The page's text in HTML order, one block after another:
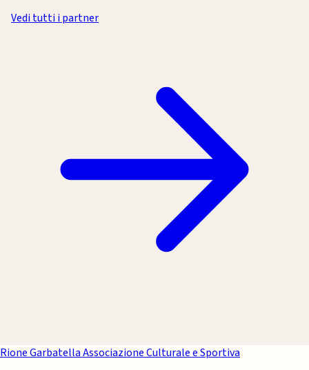
Vedi tutti i partner
Rione GarbatellaAssociazione Culturale e Sportiva